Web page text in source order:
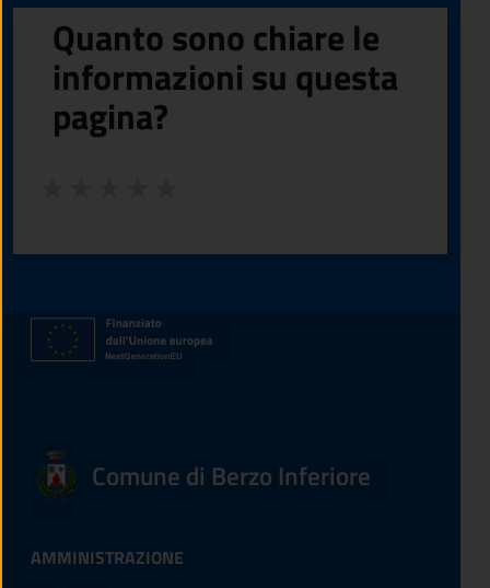
Quanto sono chiare le
informazioni su questa
pagina?
Comune di Berzo Inferiore
AMMINISTRAZIONE